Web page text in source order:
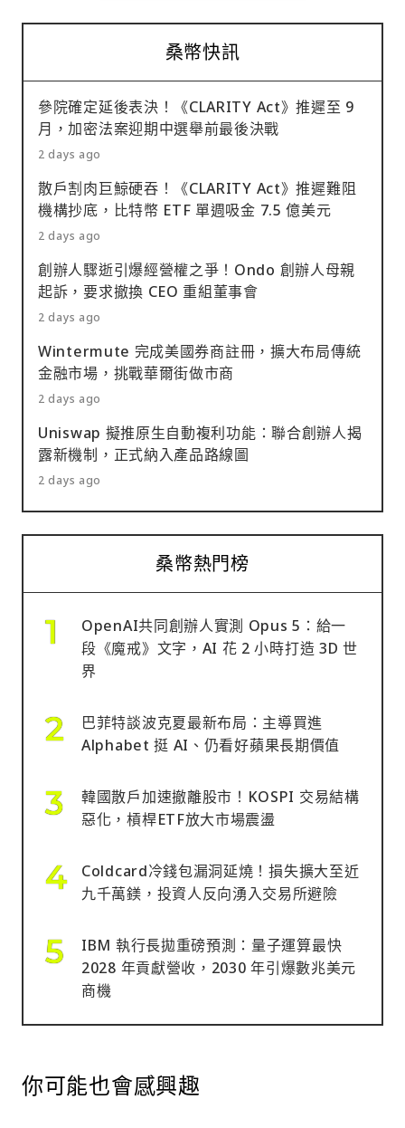
桑幣快訊
參院確定延後表決！《CLARITY Act》推遲至 9
月，加密法案迎期中選舉前最後決戰
2 days ago
散戶割肉巨鯨硬吞！《CLARITY Act》推遲難阻
機構抄底，比特幣 ETF 單週吸金 7.5 億美元
2 days ago
創辦人驟逝引爆經營權之爭！Ondo 創辦人母親
起訴，要求撤換 CEO 重組董事會
2 days ago
Wintermute 完成美國券商註冊，擴大布局傳統
金融市場，挑戰華爾街做市商
2 days ago
Uniswap 擬推原生自動複利功能：聯合創辦人揭
露新機制，正式納入產品路線圖
2 days ago
桑幣熱門榜
OpenAI共同創辦人實測 Opus 5：給一
段《魔戒》文字，AI 花 2 小時打造 3D 世
界
巴菲特談波克夏最新布局：主導買進
Alphabet 挺 AI、仍看好蘋果長期價值
韓國散戶加速撤離股市！KOSPI 交易結構
惡化，槓桿ETF放大市場震盪
Coldcard冷錢包漏洞延燒！損失擴大至近
九千萬鎂，投資人反向湧入交易所避險
IBM 執行長拋重磅預測：量子運算最快
2028 年貢獻營收，2030 年引爆數兆美元
商機
你可能也會感興趣